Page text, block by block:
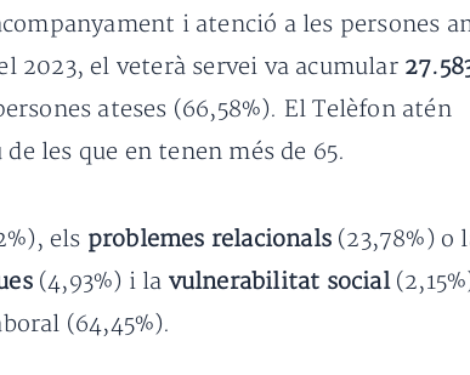
i atenció a les persones
2023, el veterà servei va acumular
ateses (66,58%). El Telèfon atén
les que en tenen més de 65.
els problemes relacionals (23,78%) o
(4,93%) i la vulnerabilitat social
(64,45%).